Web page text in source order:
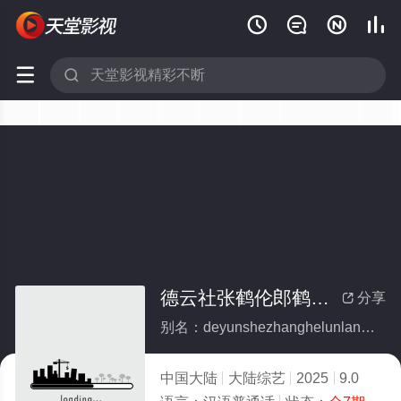
   
 
 分享
德云社张鹤伦郎鹤炎相声专场哈尔滨站 2025(全集)
别名：deyunshezhanghelunlangheyanxiangshengzhuanchanghaerbinzhan2025
中国大陆 大陆综艺 2025
9.0